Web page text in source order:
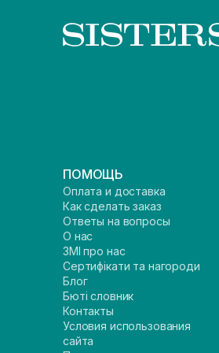
ПОМОЩЬ
Оплата и доставка
Как сделать заказ
Ответы на вопросы
О нас
ЗМІ про нас
Сертифікати та нагороди
Блог
Бюті словник
Контакты
Условия использования
сайта